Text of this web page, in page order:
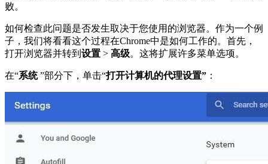
败。
如何检查此问题是否发生取决于您使用的浏览器。作为一个例
子，我们将看看这个过程在Chrome中是如何工作的。首先，
打开浏览器并转到 设置 > 高级。这将扩展许多菜单选项。
在“系统”部分下，单击“打开计算机的代理设置” ：